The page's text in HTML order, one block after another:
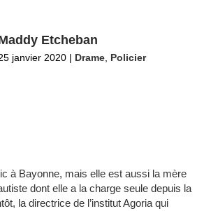
Etcheban
janvier 2020 | Drame Policier
à Bayonne, mais elle est aussi la mère
dont elle a la charge seule depuis la
la directrice de l’institut Agoria qui